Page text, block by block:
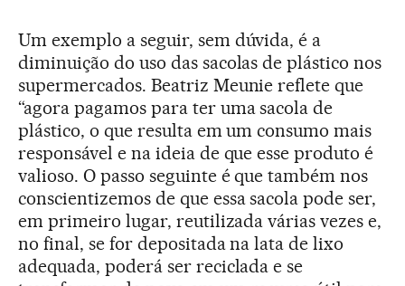
Um exemplo a seguir, sem dúvida, é a
diminuição do uso das sacolas de plástico nos
supermercados. Beatriz Meunie reflete que
“agora pagamos para ter uma sacola de
plástico, o que resulta em um consumo mais
responsável e na ideia de que esse produto é
valioso. O passo seguinte é que também nos
conscientizemos de que essa sacola pode ser,
em primeiro lugar, reutilizada várias vezes e,
no final, se for depositada na lata de lixo
adequada, poderá ser reciclada e se